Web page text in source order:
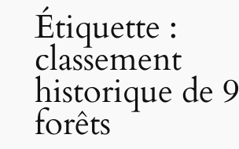
Étiquette :
classement
historique de 9
forêts